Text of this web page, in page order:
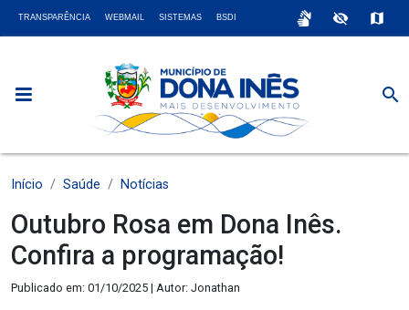
TRANSPARÊNCIA WEBMAIL SISTEMAS BSDI sign_language visibility_off map
search
Início Saúde Notícias
Outubro Rosa em Dona Inês.
Confira a programação!
Publicado em: 01/10/2025 | Autor: Jonathan